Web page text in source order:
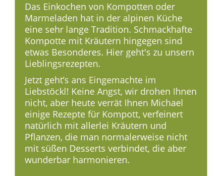
Das Einkochen von Kompotten oder
Marmeladen hat in der alpinen Küche
eine sehr lange Tradition. Schmackhafte
Kompotte mit Kräutern hingegen sind
etwas Besonderes. Hier geht's zu unsern
Lieblingsrezepten.
Jetzt geht’s ans Eingemachte im
Liebstöckl! Keine Angst, wir drohen Ihnen
nicht, aber heute verrät Ihnen Michael
einige Rezepte für Kompott, verfeinert
natürlich mit allerlei Kräutern und
Pflanzen, die man normalerweise nicht
mit süßen Desserts verbindet, die aber
wunderbar harmonieren.